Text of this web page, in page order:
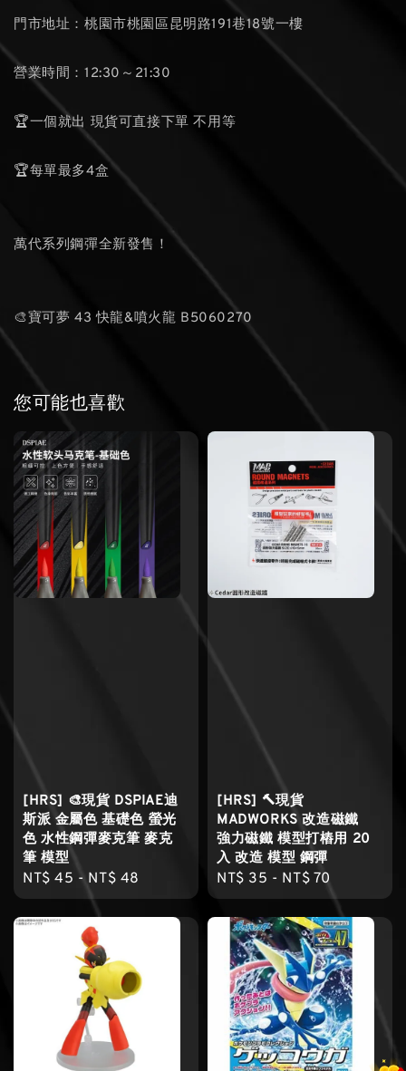
門市地址：桃園市桃園區昆明路191巷18號一樓
營業時間：12:30～21:30
🏆一個就出 現貨可直接下單 不用等
🏆每單最多4盒
萬代系列鋼彈全新發售！
🎨寶可夢 43 快龍&噴火龍 B5060270
您可能也喜歡
[HRS] 🎨現貨 DSPIAE迪
斯派 金屬色 基礎色 螢光
色 水性鋼彈麥克筆 麥克
筆 模型
Regular
price
NT$ 45 -NT$ 48
[HRS] 🔨現貨
MADWORKS 改造磁鐵
強力磁鐵 模型打樁用 20
入 改造 模型 鋼彈
Regular
price
NT$ 35 - NT$ 70